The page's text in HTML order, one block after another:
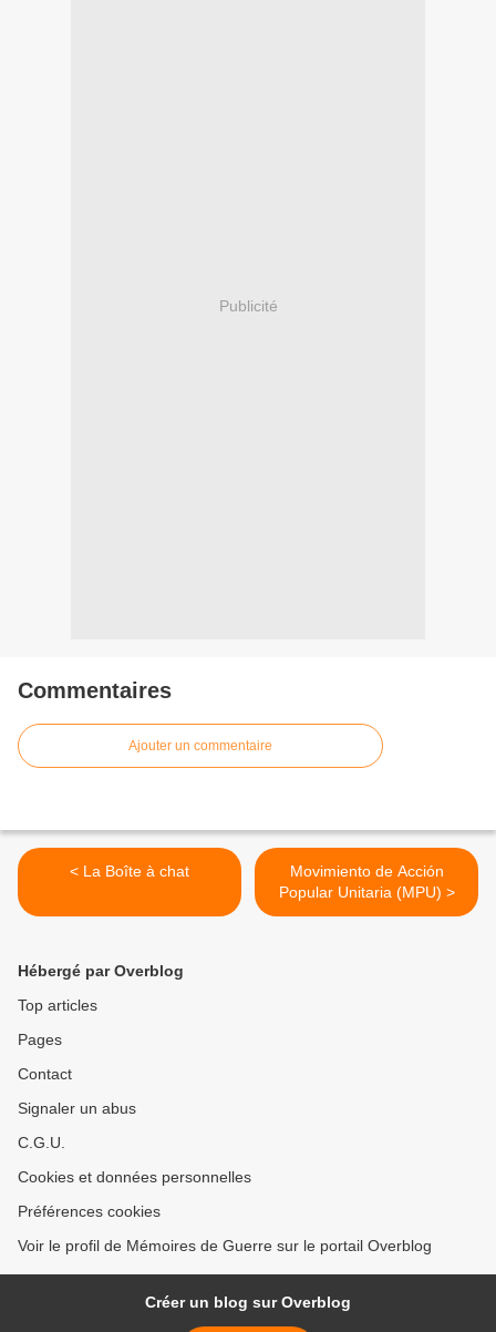
Publicité
Commentaires
Ajouter un commentaire
< La Boîte à chat
Movimiento de Acción
Popular Unitaria (MPU) >
Hébergé par Overblog
Top articles
Pages
Contact
Signaler un abus
C.G.U.
Cookies et données personnelles
Préférences cookies
Voir le profil de Mémoires de Guerre sur le portail Overblog
Créer un blog sur Overblog